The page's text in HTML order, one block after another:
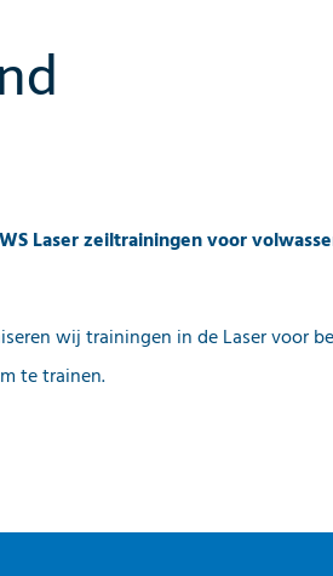
Laser zeiltrainingen voor
wij trainingen in de Laser voor
te trainen.